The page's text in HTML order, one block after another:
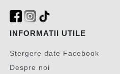
INFORMATII UTILE
Stergere date Facebook
Despre noi